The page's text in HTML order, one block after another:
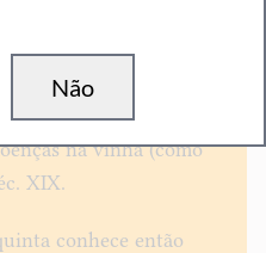
mais cessará e passa
de expansão, seguidos
como a grande
na vinha (como
XIX.
conhece então
Não